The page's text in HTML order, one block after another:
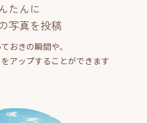
たんに
写真を投稿
おきの瞬間や、
アップすることができます